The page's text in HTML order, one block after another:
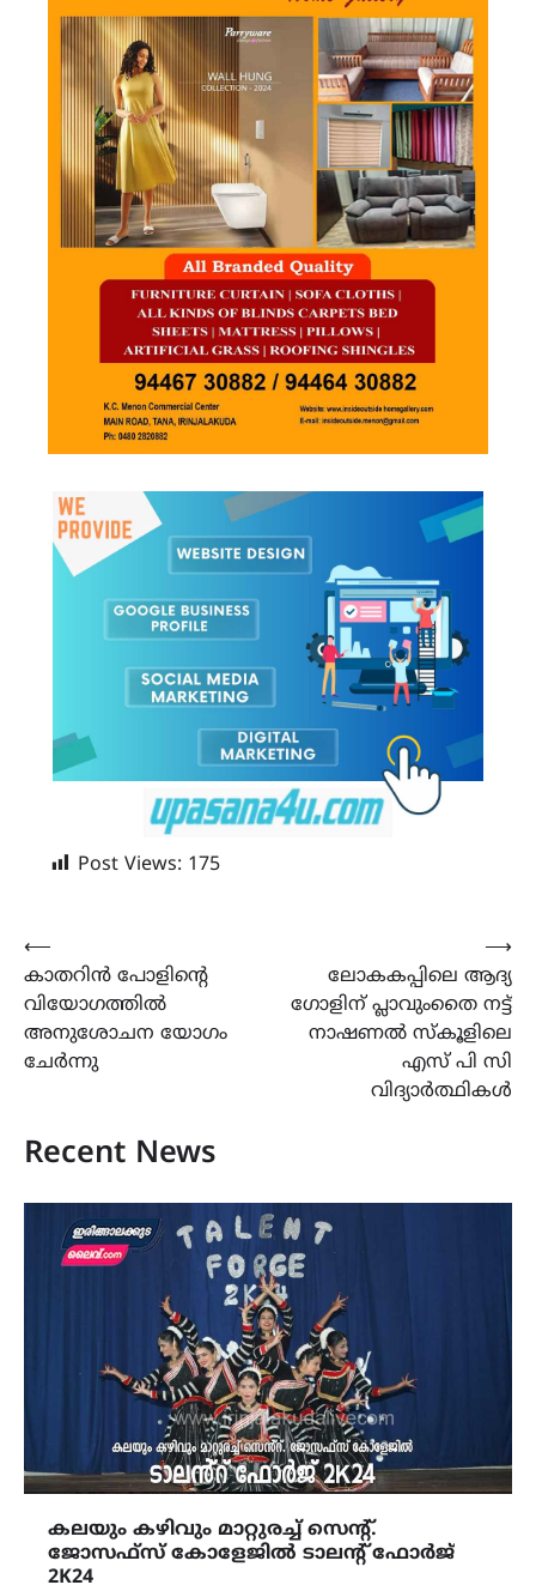
Post Views: 175
Post
navigation
⟵
കാതറിൻ പോളിന്റെ
വിയോഗത്തിൽ
അനുശോചന യോഗം
ചേർന്നു
ലോകകപ്പിലെ ആദ്യ
ഗോളിന് പ്ലാവുംതൈ നട്ട്
നാഷണൽ സ്കൂളിലെ
എസ് പി സി
വിദ്യാർത്ഥികൾ
⟶
Recent News
കലയും കഴിവും മാറ്റുരച്ച് സെൻ്റ്.
ജോസഫ്സ് കോളേജിൽ ടാലൻ്റ് ഫോർജ്
2K24